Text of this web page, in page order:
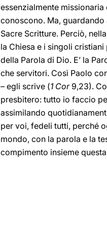
essenzialmente missionaria
conoscono. Ma,
Sacre Scritture. Perciò,
la Chiesa e i singoli
della Parola di Dio. E’ la
che servitori. Così Paolo
– egli scrive (1 Cor9,23).
presbitero: tutto io faccio
assimilando
per voi, fedeli tutti, perché
mondo, con la parola e la
compimento insieme